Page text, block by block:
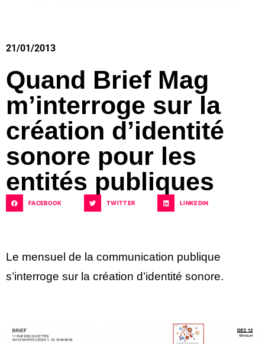
21/01/2013
Quand Brief Mag
m’interroge sur la
création d’identité
sonore pour les
entités publiques
FACEBOOK TWITTER LINKEDIN
Le mensuel de la communication publique
s’interroge sur la création d’identité sonore.